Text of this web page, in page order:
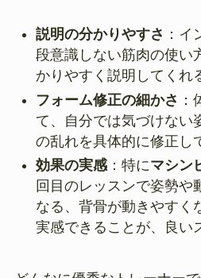
説明の分かりやすさ ：
段意識しない筋肉の使い
かりやすく説明してくれ
フォーム修正の細かさ
て、自分では気づけない
の乱れを具体的に修正し
効果の実感：特にマシン
回目のレッスンで姿勢や
なる、背骨が動きやすく
実感できることが、良い